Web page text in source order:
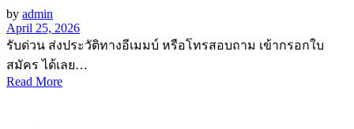
by admin
April 25, 2026
รับด่วน ส่งประวัติทางอีเมมบ์ หรือโทรสอบถาม เข้ากรอกใบ
สมัคร ได้เลย…
Read More